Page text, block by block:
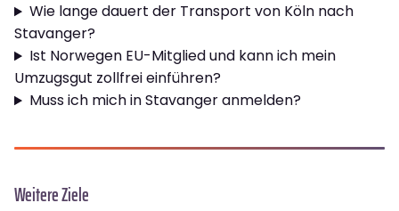
Wie lange dauert der Transport von Köln nach
Stavanger?
Ist Norwegen EU-Mitglied und kann ich mein
Umzugsgut zollfrei einführen?
Muss ich mich in Stavanger anmelden?
Weitere Ziele